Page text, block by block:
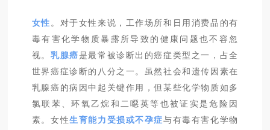
女性 。对于女性来说，工作场所和日用消费品的有
毒有害化学物质暴露所导致的健康问题也不容忽
视。乳腺癌是最常被诊断出的癌症类型之一，占全
世界癌症诊断的八分之一。虽然社会和遗传因素在
乳腺癌的病因中起关键作用，但某些化学物质如多
氯联苯、环氧乙烷和二噁英等也被证实是危险因
素。女性生育能力受损或不孕症与有毒有害化学物